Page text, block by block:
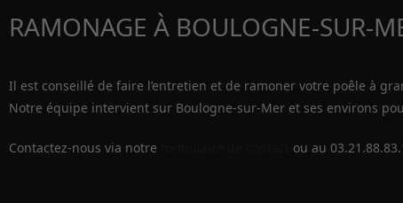
RAMONAGE À BOULOGNE-SUR-
Il est conseillé de faire l’entretien et de ramoner votre poêle à
Notre équipe intervient sur Boulogne-sur-Mer et ses environs
Contactez-nous via notre
ou au